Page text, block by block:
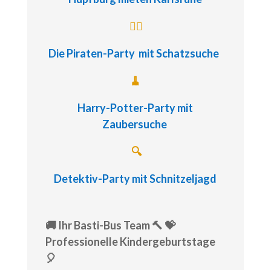
🏴‍☠️
Die Piraten-Party mit Schatzsuche
🧹
Harry-Potter-Partymit
Zaubersuche
🔍
Detektiv-Partymit Schnitzeljagd
🚚 Ihr Basti-Bus Team 🔨 💝
Professionelle Kindergeburtstage
🎈